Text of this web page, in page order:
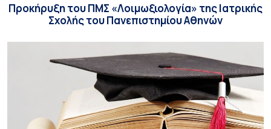
Προκήρυξη του ΠΜΣ «Λοιμωξιολογία» της Ιατρικής
Σχολής του Πανεπιστημίου Αθηνών